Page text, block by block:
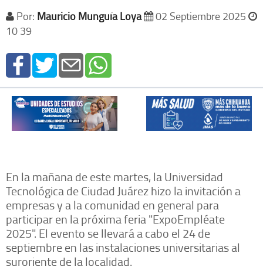
Por: Mauricio Munguía Loya
02 Septiembre 2025
10 39
En la mañana de este martes, la Universidad
Tecnológica de Ciudad Juárez hizo la invitación a
empresas y a la comunidad en general para
participar en la próxima feria "ExpoEmpléate
2025". El evento se llevará a cabo el 24 de
septiembre en las instalaciones universitarias al
suroriente de la localidad.